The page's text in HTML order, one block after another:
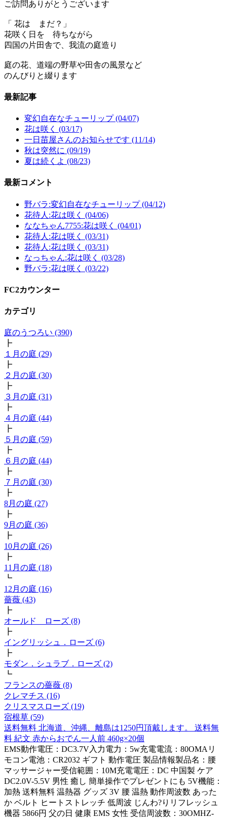
ご訪問ありがとうございます
「 花は まだ？」
花咲く日を 待ちながら
四国の片田舎で、我流の庭造り
庭の花、道端の野草や田舎の風景など
のんびりと綴ります
最新記事
変幻自在なチューリップ (04/07)
花は咲く (03/17)
一日苗屋さんのお知らせです (11/14)
秋は突然に (09/19)
夏は続くよ (08/23)
最新コメント
野バラ:変幻自在なチューリップ (04/12)
花待人:花は咲く (04/06)
ななちゃん7755:花は咲く (04/01)
花待人:花は咲く (03/31)
花待人:花は咲く (03/31)
なっちゃん:花は咲く (03/28)
野バラ:花は咲く (03/22)
FC2カウンター
カテゴリ
庭のうつろい (390)
┣
１月の庭 (29)
┣
２月の庭 (30)
┣
３月の庭 (31)
┣
４月の庭 (44)
┣
５月の庭 (59)
┣
６月の庭 (44)
┣
７月の庭 (30)
┣
8月の庭 (27)
┣
9月の庭 (36)
┣
10月の庭 (26)
┣
11月の庭 (18)
┗
12月の庭 (16)
薔薇 (43)
┣
オールド ローズ (8)
┣
イングリッシュ．ローズ (6)
┣
モダン．シュラブ．ローズ (2)
┗
フランスの薔薇 (8)
クレマチス (16)
クリスマスローズ (19)
宿根草 (59)
送料無料 北海道、沖縄、離島は1250円頂戴します。 送料無
料 紀文 赤からおでん一人前 460g×20個
EMS動作電圧：DC3.7V入力電力：5w充電電流：80OMAリ
モコン電池：CR2032 ギフト 動作電圧 製品情報製品名：腰
マッサージャー受信範囲：10M充電電圧：DC 中国製 ケア
DC2.0V-5.5V 男性 癒し 簡単操作でプレゼントにも 5V機能：
加熱 送料無料 温熱器 グッズ 3V 腰 温熱 動作周波数 あった
か ベルト ヒートストレッチ 低周波 じんわ?りリフレッシュ
機器 5866円 父の日 健康 EMS 女性 受信周波数：30OMHZ-